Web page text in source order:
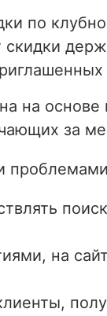
по
скидки
на
за
на